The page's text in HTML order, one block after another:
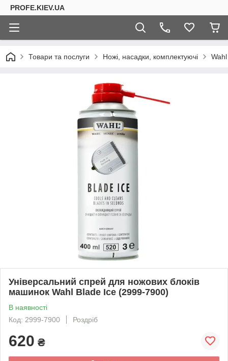
PROFE.KIEV.UA
Товари та послуги Ножі, насадки, комплектуючі Wahl
Універсальний спрей для ножових блоків
машинок Wahl Blade Ice (2999-7900)
В наявності
Код: 2999-7900
Роздріб
620 ₴